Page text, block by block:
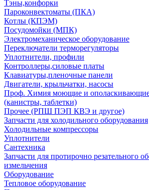
Тэны,конфорки
Пароконвектоматы (ПКА)
Котлы (КПЭМ)
Посудомойки (МПК)
Электромеханическое оборудование
Переключатели терморегуляторы
Уплотнители, профили
Контроллеры,силовые платы
Клавиатуры,пленочные панели
Двигатели, крыльчатки, насосы
Проф. Химия моющие и ополаскивающие
(канистры, таблетки)
Прочее (РПШ ПЭП КВЭ и другое)
Запчасти для холодильного оборудования
Холодильные компрессоры
Уплотнители
Сантехника
Запчасти для протирочно резательного
измельчения
Оборудование
Тепловое оборудование